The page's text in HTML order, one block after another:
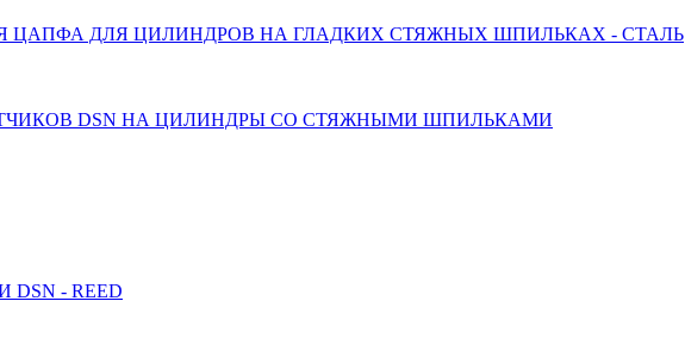
ЦАПФА ДЛЯ ЦИЛИНДРОВ НА ГЛАДКИХ СТЯЖНЫХ ШПИЛЬКАХ - СТАЛЬ
DSN НА ЦИЛИНДРЫ СО СТЯЖНЫМИ ШПИЛЬКАМИ
- REED